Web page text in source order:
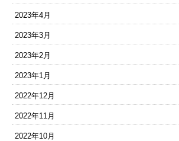
2023年4月
2023年3月
2023年2月
2023年1月
2022年12月
2022年11月
2022年10月